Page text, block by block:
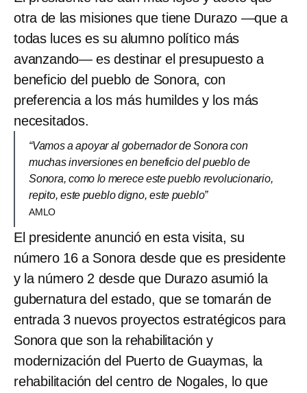
otra de las misiones que tiene Durazo —que a
todas luces es su alumno político más
avanzando— es destinar el presupuesto a
beneficio del pueblo de Sonora, con
preferencia a los más humildes y los más
necesitados.
“Vamos a apoyar al gobernador de Sonora con
muchas inversiones en beneficio del pueblo de
Sonora, como lo merece este pueblo revolucionario,
repito, este pueblo digno, este pueblo”
AMLO
El presidente anunció en esta visita, su
número 16 a Sonora desde que es presidente
y la número 2 desde que Durazo asumió la
gubernatura del estado, que se tomarán de
entrada 3 nuevos proyectos estratégicos para
Sonora que son la rehabilitación y
modernización del Puerto de Guaymas, la
rehabilitación del centro de Nogales, lo que